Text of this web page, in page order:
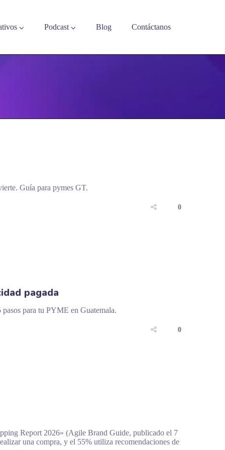
Podcast Blog Contáctanos
Guía para pymes GT.
0
pagada
para tu PYME en Guatemala.
0
Report 2026» (Agile Brand Guide, publicado el 7
una compra, y el 55% utiliza recomendaciones de